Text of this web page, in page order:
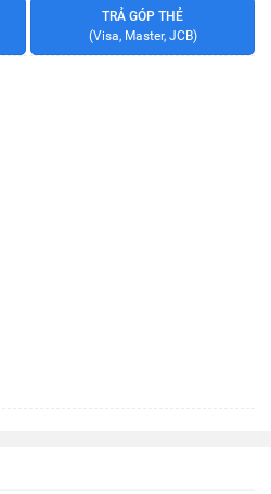
TRẢ GÓP THẺ
(Visa, Master, JCB)